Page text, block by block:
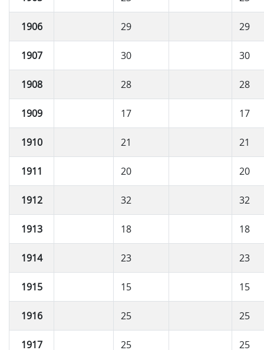
1906 29 29
1907 30 30
1908 28 28
1909 17 17
1910 21 21
1911 20 20
1912 32 32
1913 18 18
1914 23 23
1915 15 15
1916 25 25
1917 25 25